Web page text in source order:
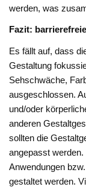
werden, was
Fazit:
Es fällt auf, dass
Gestaltung
Sehschwäche,
ausgeschlossen.
und/oder
anderen
sollten die
angepasst
Anwendungen
gestaltet werden.